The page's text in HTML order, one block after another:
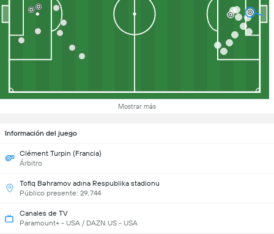
Mostrar más
Información del juego
Clément Turpin (Francia)
Árbitro
Tofiq Bəhramov adına Respublika stadionu
Público presente: 29,744
Canales de TV
Paramount+ - USA / DAZN US - USA